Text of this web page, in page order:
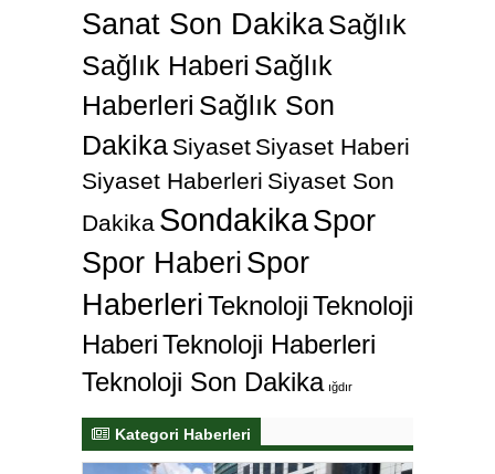
Sanat Son DakikaSağlık
Sağlık Haberi Sağlık
Haberleri Sağlık Son
Dakika Siyaset Siyaset Haberi
Siyaset Haberleri Siyaset Son
Dakika SondakikaSpor
Spor Haberi Spor
HaberleriTeknolojiTeknoloji
HaberiTeknoloji Haberleri
Teknoloji Son Dakika ığdır
Kategori Haberleri